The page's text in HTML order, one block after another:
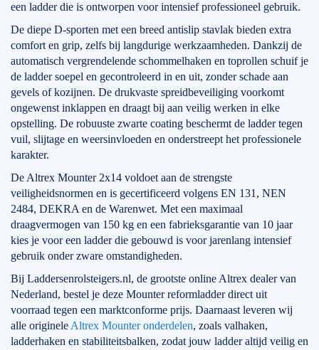
een ladder die is ontworpen voor intensief professioneel gebruik.
De diepe D-sporten met een breed antislip stavlak bieden extra
comfort en grip, zelfs bij langdurige werkzaamheden. Dankzij de
automatisch vergrendelende schommelhaken en toprollen schuif je
de ladder soepel en gecontroleerd in en uit, zonder schade aan
gevels of kozijnen. De drukvaste spreidbeveiliging voorkomt
ongewenst inklappen en draagt bij aan veilig werken in elke
opstelling. De robuuste zwarte coating beschermt de ladder tegen
vuil, slijtage en weersinvloeden en onderstreept het professionele
karakter.
De Altrex Mounter 2x14 voldoet aan de strengste
veiligheidsnormen en is gecertificeerd volgens EN 131, NEN
2484, DEKRA en de Warenwet. Met een maximaal
draagvermogen van 150 kg en een fabrieksgarantie van 10 jaar
kies je voor een ladder die gebouwd is voor jarenlang intensief
gebruik onder zware omstandigheden.
Bij Laddersenrolsteigers.nl, de grootste online Altrex dealer van
Nederland, bestel je deze Mounter reformladder direct uit
voorraad tegen een marktconforme prijs. Daarnaast leveren wij
alle originele Altrex Mounter onderdelen, zoals valhaken,
ladderhaken en stabiliteitsbalken, zodat jouw ladder altijd veilig en